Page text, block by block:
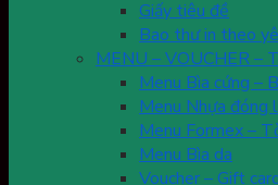
Giấy tiêu đề
Bao thư in theo
MENU – VOUCHER –
Menu Bìa cứng –
Menu Nhựa đóng
Menu Formex –
Menu Bìa da
Voucher – Gift